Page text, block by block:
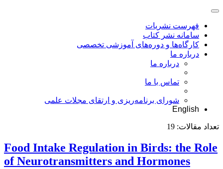
فهرست نشریات
سامانه نشر کتاب
کارگاه‌ها و دوره‌های آموزشی تخصصی
درباره ما
درباره ما
تماس با ما
شورای برنامه‌ریزی و ارتقای مجلات علمی
English
تعداد مقالات: 19
Food Intake Regulation in Birds: the Role
of Neurotransmitters and Hormones